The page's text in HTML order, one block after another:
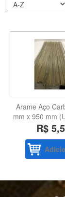
Arame Aço
mm x 950 mm
R$